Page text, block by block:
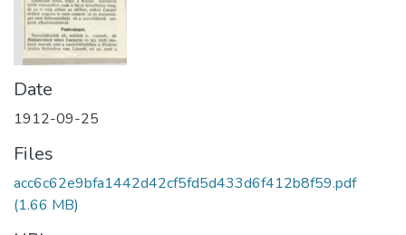
Date
1912-09-25
Files
acc6c62e9bfa1442d42cf5fd5d433d6f412b8f59.pdf
(1.66 MB)